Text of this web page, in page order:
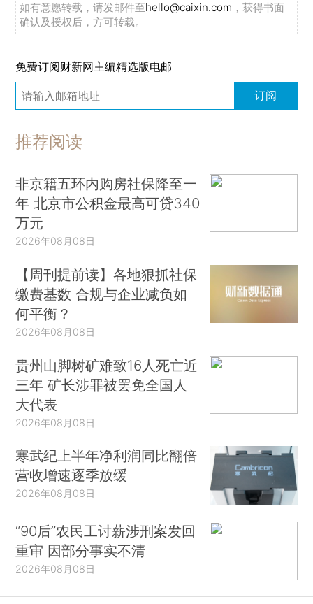
如有意愿转载，请发邮件至hello@caixin.com ，获得书面
确认及授权后，方可转载。
免费订阅财新网主编精选版电邮
订阅
推荐阅读
非京籍五环内购房社保降至一
年 北京市公积金最高可贷340
万元
2026年08月08日
【周刊提前读】各地狠抓社保
缴费基数 合规与企业减负如
何平衡？
2026年08月08日
贵州山脚树矿难致16人死亡近
三年 矿长涉罪被罢免全国人
大代表
2026年08月08日
寒武纪上半年净利润同比翻倍
营收增速逐季放缓
2026年08月08日
“90后”农民工讨薪涉刑案发回
重审 因部分事实不清
2026年08月08日